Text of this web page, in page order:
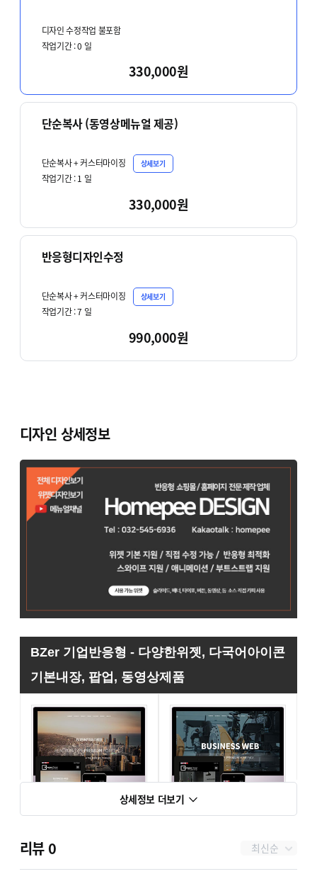
디자인 수정작업 불포함
작업기간 :0 일
330,000원
단순복사 (동영상메뉴얼 제공)
단순복사 + 커스터마이징 상세보기
작업기간 :1 일
330,000원
반응형디자인수정
단순복사 + 커스터마이징 상세보기
작업기간 :7 일
990,000원
디자인 상세정보
BZer 기업반응형 - 다양한위젯, 다국어아이콘
기본내장, 팝업, 동영상제품
단순복사 : ￦ 200,000
단순복사 : ￦ 200,000
상세정보 더보기
리뷰0 최신순